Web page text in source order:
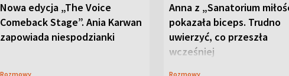
Nowa edycja „The Voice
Comeback Stage”. Ania Karwan
zapowiada niespodzianki
Rozmowy
Anna z „Sanatorium
pokazała biceps. Trudno
uwierzyć, co przeszła
wcześniej
Rozmowy